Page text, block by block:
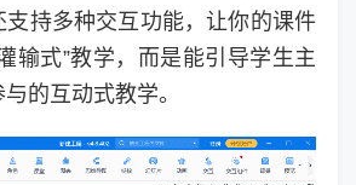
支持多种交互功能，让你的课件
输式”教学，而是能引导学生主
的互动式教学。